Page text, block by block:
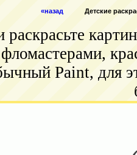
«назад Детские
раскрасьте
Paint, для